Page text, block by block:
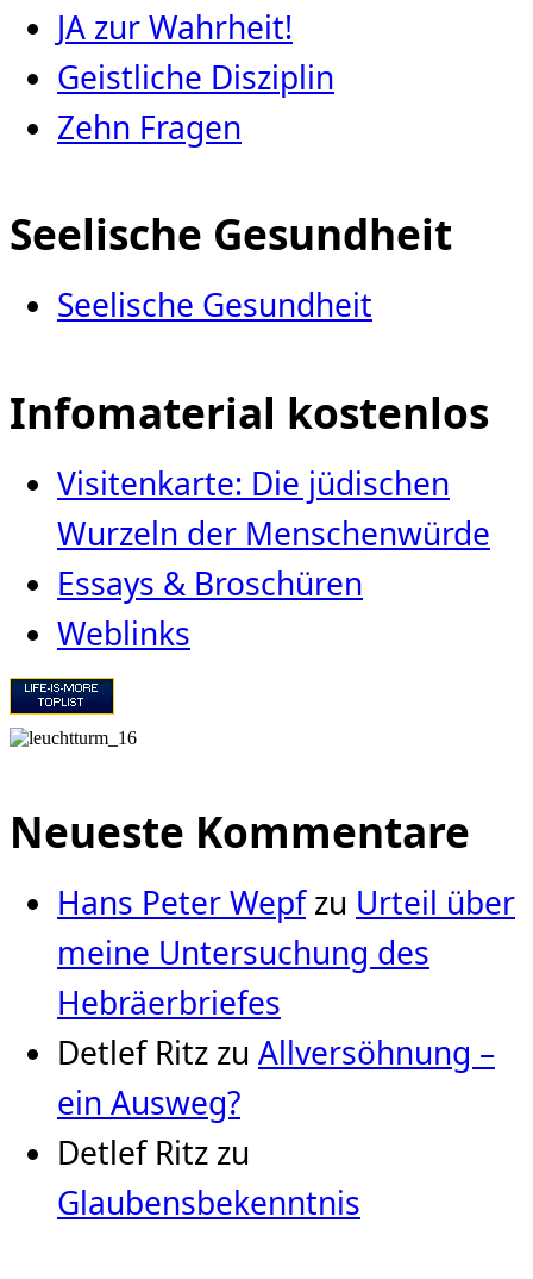
JA zur Wahrheit!
Geistliche Disziplin
Zehn Fragen
Seelische Gesundheit
Seelische Gesundheit
Infomaterial kostenlos
Visitenkarte: Die jüdischen
Wurzeln der Menschenwürde
Essays & Broschüren
Weblinks
Neueste Kommentare
Hans Peter Wepfzu Urteil über
meine Untersuchung des
Hebräerbriefes
Detlef Ritz zu Allversöhnung –
ein Ausweg?
Detlef Ritz zu
Glaubensbekenntnis